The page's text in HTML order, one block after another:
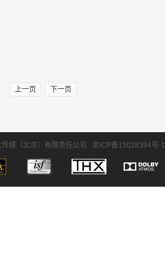
上一页 下一页
媒（北京）有限责任公司 京ICP备15028394号-1